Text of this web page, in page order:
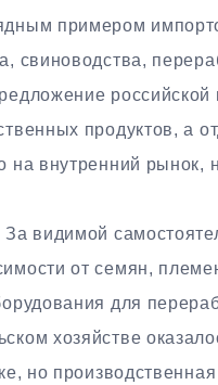
примером
свиноводства,
российской
продуктов, а
на внутренний рынок,
видимой
от семян,
для
хозяйстве
но